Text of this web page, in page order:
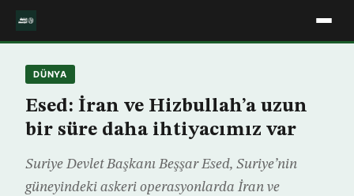
DÜNYA
Esed: İran ve Hizbullah’a uzun
bir süre daha ihtiyacımız var
Suriye Devlet Başkanı Beşşar Esed, Suriye’nin
güneyindeki askeri operasyonlarda İran ve